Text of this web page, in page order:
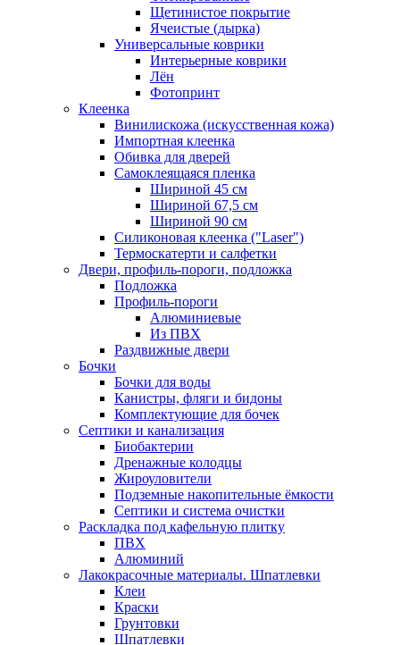
Щетинистое покрытие
Ячеистые (дырка)
Универсальные коврики
Интерьерные коврики
Лён
Фотопринт
Клеенка
Винилискожа (искусственная кожа)
Импортная клеенка
Обивка для дверей
Самоклеящаяся пленка
Шириной 45 см
Шириной 67,5 см
Шириной 90 см
Силиконовая клеенка ("Laser")
Термоскатерти и салфетки
Двери, профиль-пороги, подложка
Подложка
Профиль-пороги
Алюминиевые
Из ПВХ
Раздвижные двери
Бочки
Бочки для воды
Канистры, фляги и бидоны
Комплектующие для бочек
Септики и канализация
Биобактерии
Дренажные колодцы
Жироуловители
Подземные накопительные ёмкости
Септики и система очистки
Раскладка под кафельную плитку
ПВХ
Алюминий
Лакокрасочные материалы. Шпатлевки
Клеи
Краски
Грунтовки
Шпатлевки